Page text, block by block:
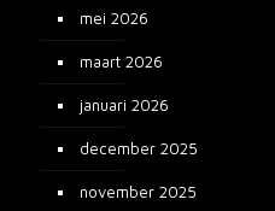
mei 2026
maart 2026
januari 2026
december 2025
november 2025